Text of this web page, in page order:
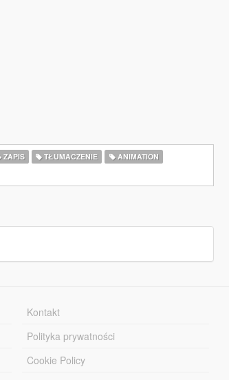
ZAPIS TŁUMACZENIE
ANIMATION
Kontakt
Polityka prywatności
Cookie Policy